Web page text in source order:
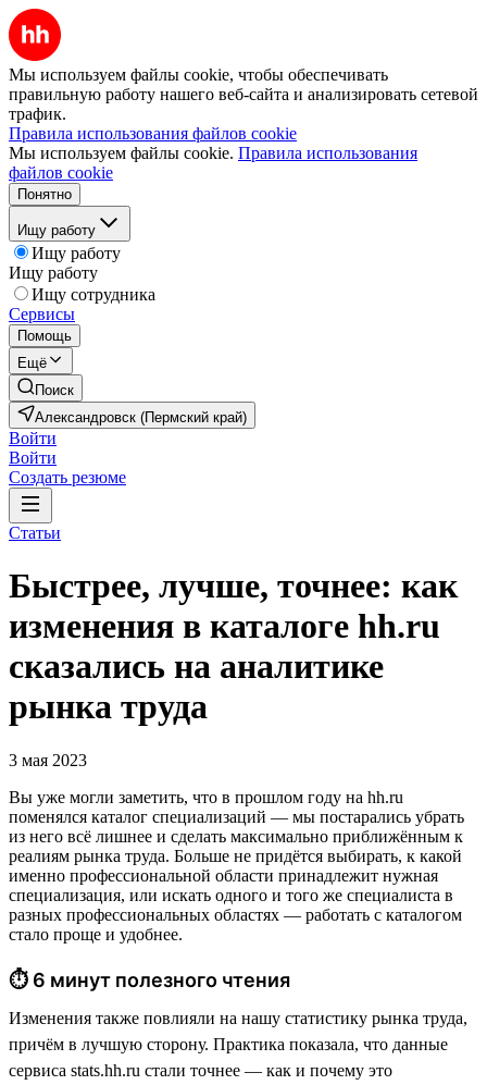
Мы используем файлы cookie, чтобы обеспечивать
правильную работу нашего веб-сайта и анализировать сетевой
трафик.
Правила использования файлов cookie
Мы используем файлы cookie. Правила использования
файлов cookie
Понятно
Ищу работу
Ищу работу
Ищу работу
Ищу сотрудника
Сервисы
Помощь
Ещё
Поиск
Александровск (Пермский край)
Войти
Войти
Создать резюме
Статьи
Быстрее, лучше, точнее: как
изменения в каталоге hh.ru
сказались на аналитике
рынка труда
3 мая 2023
Вы уже могли заметить, что в прошлом году на hh.ru
поменялся каталог специализаций — мы постарались убрать
из него всё лишнее и сделать максимально приближённым к
реалиям рынка труда. Больше не придётся выбирать, к какой
именно профессиональной области принадлежит нужная
специализация, или искать одного и того же специалиста в
разных профессиональных областях — работать с каталогом
стало проще и удобнее.
⏱ 6 минут полезного чтения
Изменения также повлияли на нашу статистику рынка труда,
причём в лучшую сторону. Практика показала, что данные
сервиса stats.hh.ru стали точнее — как и почему это